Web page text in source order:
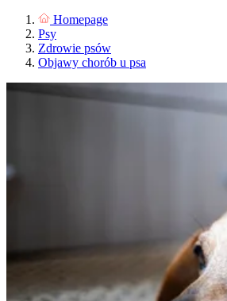
Homepage
Psy
Zdrowie psów
Objawy chorób u psa